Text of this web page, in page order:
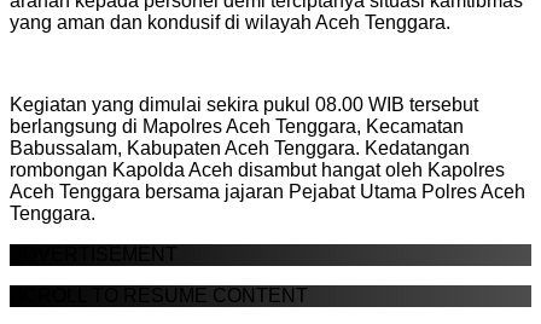
yang aman dan kondusif di wilayah Aceh Tenggara.
Kegiatan yang dimulai sekira pukul 08.00 WIB tersebut
berlangsung di Mapolres Aceh Tenggara, Kecamatan
Babussalam, Kabupaten Aceh Tenggara. Kedatangan
rombongan Kapolda Aceh disambut hangat oleh Kapolres
Aceh Tenggara bersama jajaran Pejabat Utama Polres Aceh
Tenggara.
ADVERTISEMENT
SCROLL TO RESUME CONTENT